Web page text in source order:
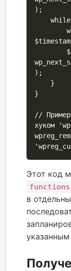
);
);
}
// Пример
хуком
Этот код
в